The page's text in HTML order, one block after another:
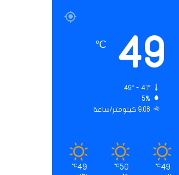
49
℃
49º - 41º
5%
9.06 كيلومتر/ساعة
49
℃
50
℃
49
℃